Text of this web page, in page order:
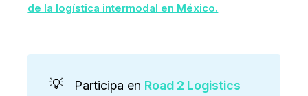
de la logística intermodal en México.
💡 Participa en Road 2 Logistics